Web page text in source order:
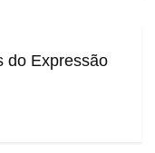
do Expressão